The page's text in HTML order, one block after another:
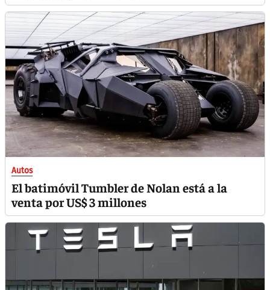
Autos
El batimóvil Tumbler de Nolan está a la
venta por US$ 3 millones